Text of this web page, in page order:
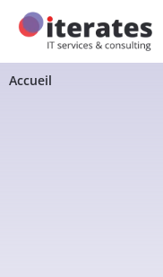
Accueil